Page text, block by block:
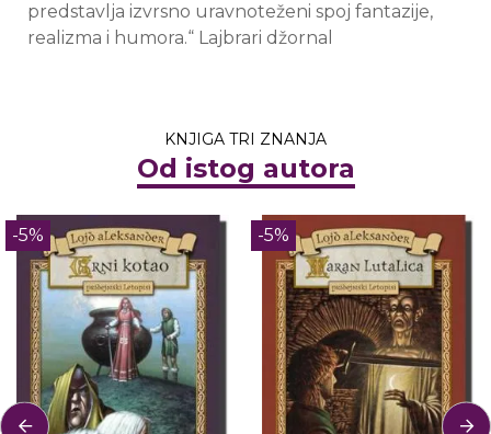
predstavlja izvrsno uravnoteženi spoj fantazije,
realizma i humora.“ Lajbrari džornal
KNJIGA TRI ZNANJA
Od istog autora
-5% -5%